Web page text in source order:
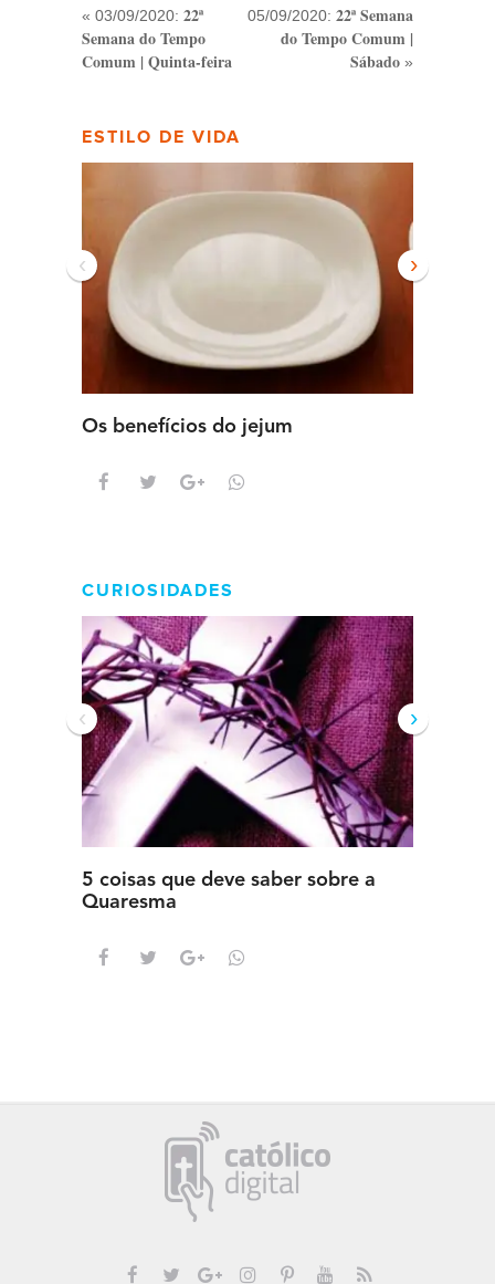
« 03/09/2020: 22ª
Semana do Tempo
Comum | Quinta-feira
05/09/2020: 22ª Semana
do Tempo Comum |
Sábado »
ESTILO DE VIDA
Os benefícios do jejum
‹ ›
CURIOSIDADES
5 coisas que deve saber sobre a
Quaresma
‹ ›